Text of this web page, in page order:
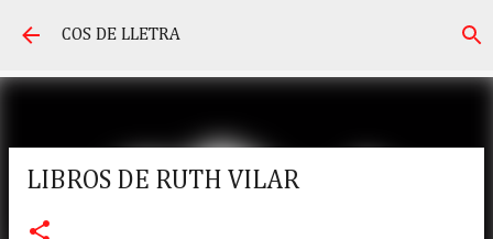
Salta al contingut principal
COS DE LLETRA
LIBROS DE RUTH VILAR